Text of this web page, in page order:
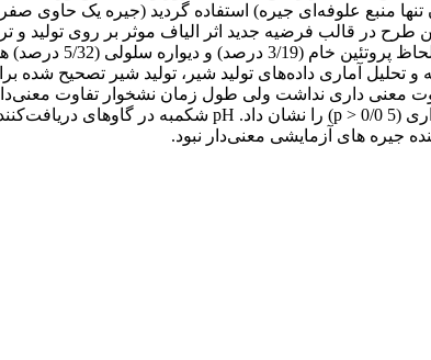
مدفوع، متابولیت‌های
اختیار گاوها قرار گرفت. تجزیه و تحلیل آماری داده‌های تولید شیر،
جیره های آزمایشی معنی‌دار نبود.